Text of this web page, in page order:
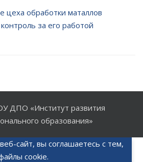
обработки маталлов
за его работой
ДПО «Институт развития
образования»
сайт, вы соглашаетесь с тем,
cookie.